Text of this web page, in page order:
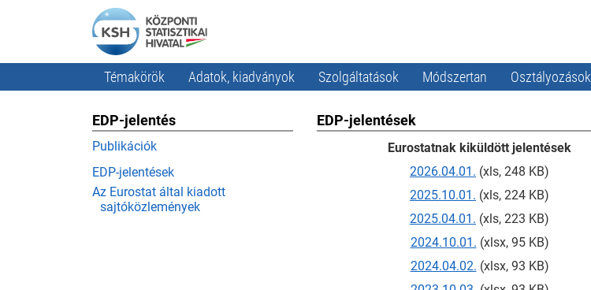
Témakörök Adatok, kiadványok Szolgáltatások Módszertan Osztályozások
EDP-jelentés
Publikációk
EDP-jelentések
Az Eurostat által kiadott
sajtóközlemények
EDP-jelentések
Eurostatnak kiküldött jelentések
2026.04.01. (xls, 248 KB)
2025.10.01. (xls, 224 KB)
2025.04.01. (xls, 223 KB)
2024.10.01. (xlsx, 95 KB)
2024.04.02. (xlsx, 93 KB)